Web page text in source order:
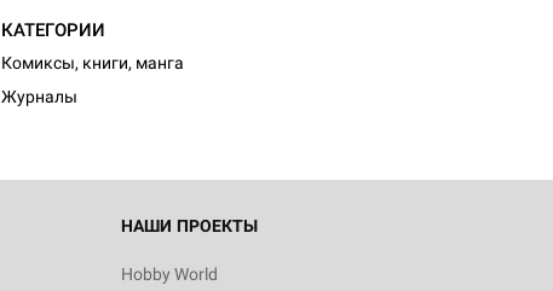
КАТЕГОРИИ
Комиксы, книги, манга
Журналы
НАШИ ПРОЕКТЫ
Hobby World